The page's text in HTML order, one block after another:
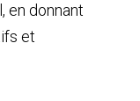
en donnant
et